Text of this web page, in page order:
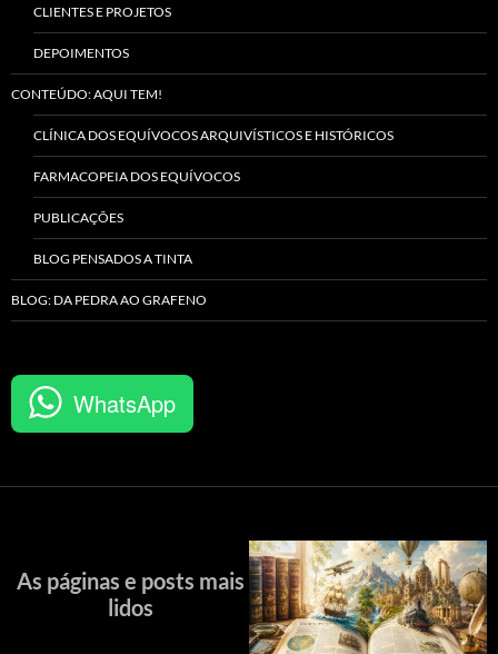
CLIENTES E PROJETOS
DEPOIMENTOS
CONTEÚDO: AQUI TEM!
CLÍNICA DOS EQUÍVOCOS ARQUIVÍSTICOS E HISTÓRICOS
FARMACOPEIA DOS EQUÍVOCOS
PUBLICAÇÕES
BLOG PENSADOS A TINTA
BLOG: DA PEDRA AO GRAFENO
WhatsApp
As páginas e posts mais
lidos